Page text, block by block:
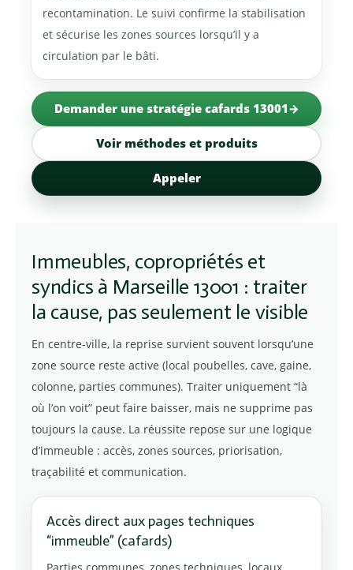
recontamination. Le suivi confirme la stabilisation
et sécurise les zones sources lorsqu’il y a
circulation par le bâti.
Demander une stratégie cafards 13001
Voir méthodes et produits
Appeler
Immeubles, copropriétés et
syndics à Marseille 13001 : traiter
la cause, pas seulement le visible
En centre-ville, la reprise survient souvent lorsqu’une
zone source reste active (local poubelles, cave, gaine,
colonne, parties communes). Traiter uniquement “là
où l’on voit” peut faire baisser, mais ne supprime pas
toujours la cause. La réussite repose sur une logique
d’immeuble : accès, zones sources, priorisation,
traçabilité et communication.
Accès direct aux pages techniques
“immeuble” (cafards)